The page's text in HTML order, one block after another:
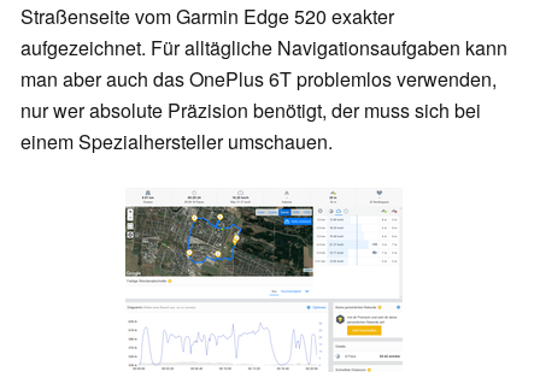
Straßenseite vom Garmin Edge 520 exakter
aufgezeichnet. Für alltägliche Navigationsaufgaben kann
man aber auch das OnePlus 6T problemlos verwenden,
nur wer absolute Präzision benötigt, der muss sich bei
einem Spezialhersteller umschauen.